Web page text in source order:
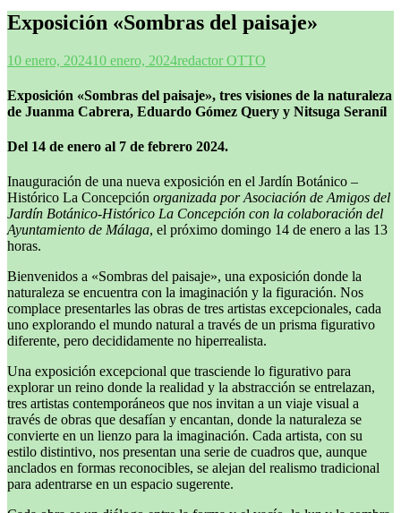
Exposición «Sombras del paisaje»
10 enero, 202410 enero, 2024redactor OTTO
Exposición «Sombras del paisaje», tres visiones de la naturaleza
de Juanma Cabrera, Eduardo Gómez Query y Nitsuga Seraníl
Del 14 de enero al 7 de febrero 2024.
Inauguración de una nueva exposición en el Jardín Botánico –
Histórico La Concepción organizada por Asociación de Amigos del
Jardín Botánico-Histórico La Concepción con la colaboración del
Ayuntamiento de Málaga, el próximo domingo 14 de enero a las 13
horas.
Bienvenidos a «Sombras del paisaje», una exposición donde la
naturaleza se encuentra con la imaginación y la figuración. Nos
complace presentarles las obras de tres artistas excepcionales, cada
uno explorando el mundo natural a través de un prisma figurativo
diferente, pero decididamente no hiperrealista.
Una exposición excepcional que trasciende lo figurativo para
explorar un reino donde la realidad y la abstracción se entrelazan,
tres artistas contemporáneos que nos invitan a un viaje visual a
través de obras que desafían y encantan, donde la naturaleza se
convierte en un lienzo para la imaginación. Cada artista, con su
estilo distintivo, nos presentan una serie de cuadros que, aunque
anclados en formas reconocibles, se alejan del realismo tradicional
para adentrarse en un espacio sugerente.